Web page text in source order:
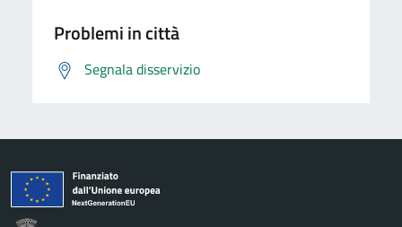
Problemi in città
Segnala disservizio